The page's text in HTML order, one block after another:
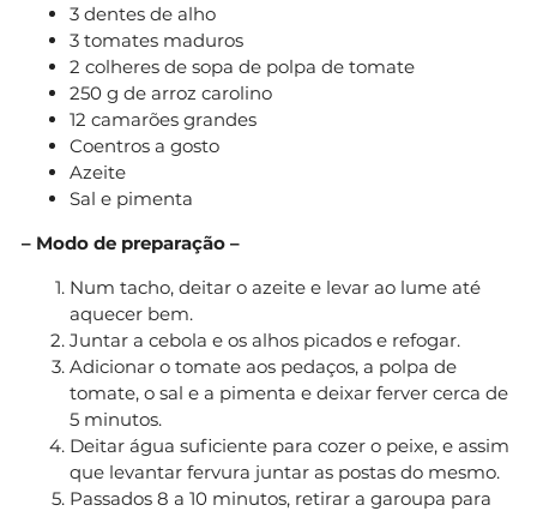
3 dentes de alho
3 tomates maduros
2 colheres de sopa de polpa de tomate
250 g de arroz carolino
12 camarões grandes
Coentros a gosto
Azeite
Sal e pimenta
– Modo de preparação –
Num tacho, deitar o azeite e levar ao lume até
aquecer bem.
Juntar a cebola e os alhos picados e refogar.
Adicionar o tomate aos pedaços, a polpa de
tomate, o sal e a pimenta e deixar ferver cerca de
5 minutos.
Deitar água suficiente para cozer o peixe, e assim
que levantar fervura juntar as postas do mesmo.
Passados 8 a 10 minutos, retirar a garoupa para